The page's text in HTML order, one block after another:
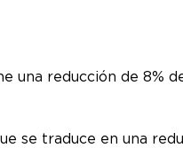
una reducción de 8%
se traduce en una